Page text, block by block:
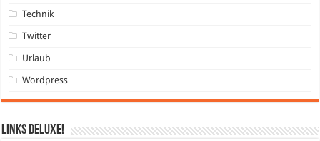
Technik
Twitter
Urlaub
Wordpress
Links DeLuXe!